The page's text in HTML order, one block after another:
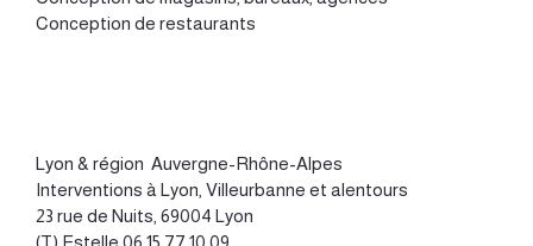
Conception de restaurants
Lyon & région Auvergne-Rhône-Alpes
Interventions à Lyon, Villeurbanne et alentours
23 rue de Nuits, 69004 Lyon
(T) Estelle 06 15 77 10 09